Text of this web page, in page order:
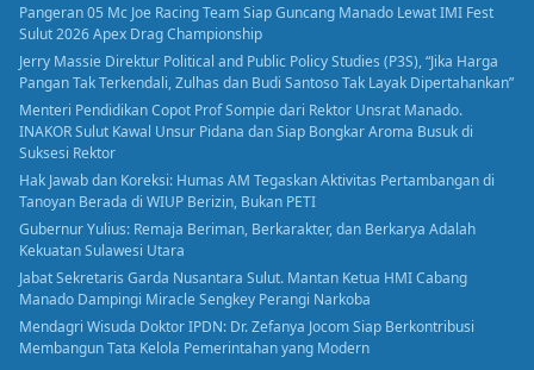
Pangeran 05 Mc Joe Racing Team Siap Guncang Manado Lewat IMI Fest
Sulut 2026 Apex Drag Championship
Jerry Massie Direktur Political and Public Policy Studies (P3S), “Jika Harga
Pangan Tak Terkendali, Zulhas dan Budi Santoso Tak Layak Dipertahankan”
Menteri Pendidikan Copot Prof Sompie dari Rektor Unsrat Manado.
INAKOR Sulut Kawal Unsur Pidana dan Siap Bongkar Aroma Busuk di
Suksesi Rektor
Hak Jawab dan Koreksi: Humas AM Tegaskan Aktivitas Pertambangan di
Tanoyan Berada di WIUP Berizin, Bukan PETI
Gubernur Yulius: Remaja Beriman, Berkarakter, dan Berkarya Adalah
Kekuatan Sulawesi Utara
Jabat Sekretaris Garda Nusantara Sulut. Mantan Ketua HMI Cabang
Manado Dampingi Miracle Sengkey Perangi Narkoba
Mendagri Wisuda Doktor IPDN: Dr. Zefanya Jocom Siap Berkontribusi
Membangun Tata Kelola Pemerintahan yang Modern